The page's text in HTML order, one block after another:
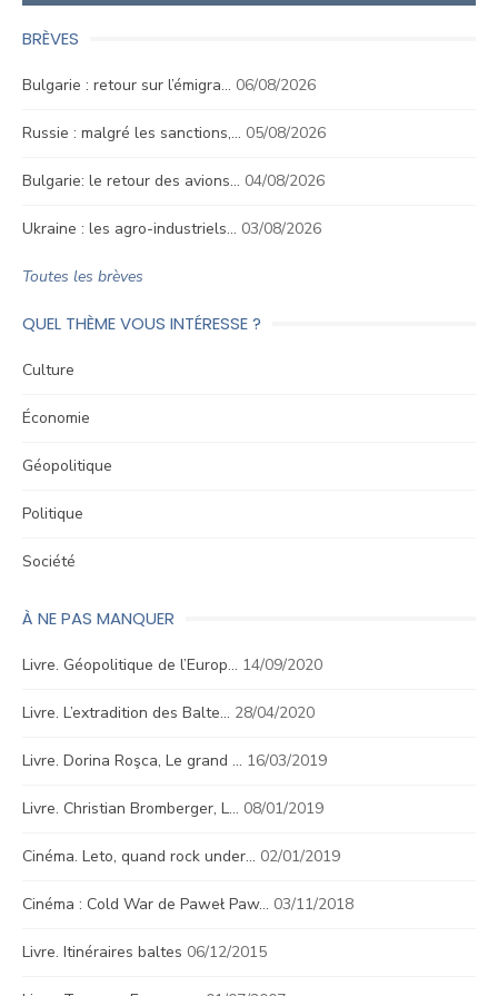
BRÈVES
Bulgarie : retour sur l’émigra… 06/08/2026
Russie : malgré les sanctions,… 05/08/2026
Bulgarie: le retour des avions… 04/08/2026
Ukraine : les agro-industriels… 03/08/2026
Toutes les brèves
QUEL THÈME VOUS INTÉRESSE ?
Culture
Économie
Géopolitique
Politique
Société
À NE PAS MANQUER
Livre. Géopolitique de l’Europ… 14/09/2020
Livre. L’extradition des Balte… 28/04/2020
Livre. Dorina Roşca, Le grand … 16/03/2019
Livre. Christian Bromberger, L… 08/01/2019
Cinéma. Leto, quand rock under… 02/01/2019
Cinéma : Cold War de Paweł Paw… 03/11/2018
Livre. Itinéraires baltes 06/12/2015